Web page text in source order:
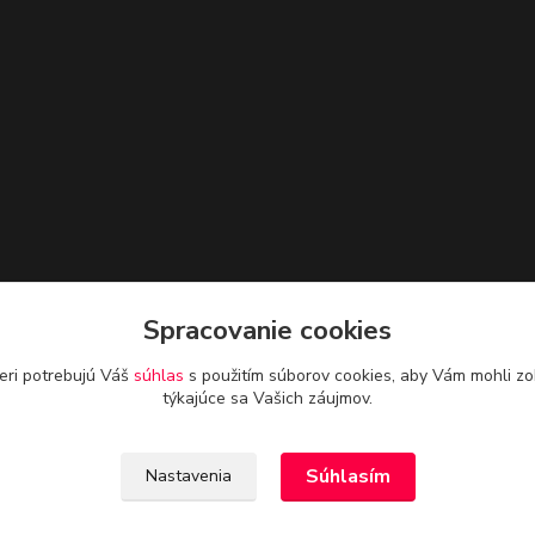
Spracovanie cookies
potrebujú Váš súhlas s použitím súborov cookies, aby Vám mohli
týkajúce sa Vašich záujmov.
Nastavenia Súhlasím